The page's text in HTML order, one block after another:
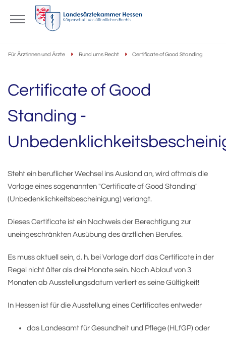
Für Ärztinnen und Ärzte Rund ums Recht Certificate of Good Standing
Certificate of Good
Standing -
Steht ein beruflicher Wechsel ins Ausland an, wird oftmals die
Vorlage eines sogenannten "Certificate of Good Standing"
(Unbedenklichkeitsbescheinigung) verlangt.
Dieses Certificate ist ein Nachweis der Berechtigung zur
uneingeschränkten Ausübung des ärztlichen Berufes.
Es muss aktuell sein, d. h. bei Vorlage darf das Certificate in der
Regel nicht älter als drei Monate sein. Nach Ablauf von 3
Monaten ab Ausstellungsdatum verliert es seine Gültigkeit!
In Hessen ist für die Ausstellung eines Certificates entweder
das Landesamt für Gesundheit und Pflege (HLfGP) oder